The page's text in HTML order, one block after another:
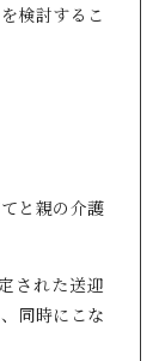
検討するこ
と親の介護
された送迎
同時にこな